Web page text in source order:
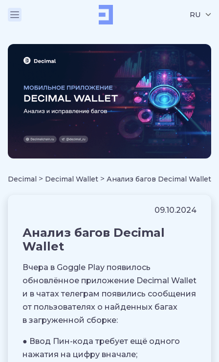
RU
Decimal > Decimal Wallet > Анализ багов Decimal Wallet
09.10.2024
Анализ багов Decimal
Wallet
Вчера в Goggle Play появилось
обновлённое приложение Decimal Wallet
и в чатах телеграм появились сообщения
от пользователях о найденных багах
в загруженной сборке:
● Ввод Пин-кода требует ещё одного
нажатия на цифру вначале;